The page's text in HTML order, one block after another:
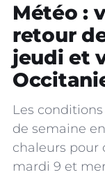
Météo :
retour
jeudi et
Les
de semaine
chaleurs pour
mardi 9 et